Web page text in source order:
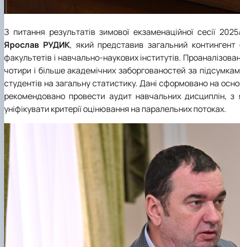
З питання результатів зимової екзаменаційної сесії
Ярослав РУДИК, який представив загальний контингент
факультетів і навчально-наукових інститутів.
чотири і більше академічних заборгованостей за
студентів на загальну статистику. Дані сформовано на
рекомендовано провести аудит навчальних дисциплін,
уніфікувати критерії оцінювання на паралельних потоках.